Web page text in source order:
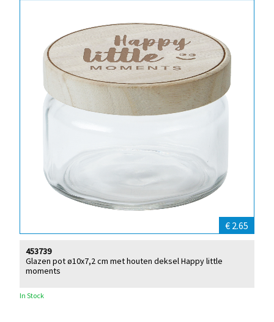
€ 2.65
Glazen pot ø10x7,2 cm met houten deksel Happy little
moments
453739
In Stock